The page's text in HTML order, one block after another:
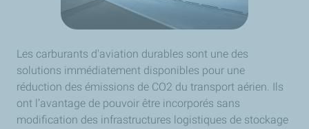
Les carburants d'aviation durables sont une des
solutions immédiatement disponibles pour une
réduction des émissions de CO2 du transport aérien. Ils
ont l’avantage de pouvoir être incorporés sans
modification des infrastructures logistiques de stockage